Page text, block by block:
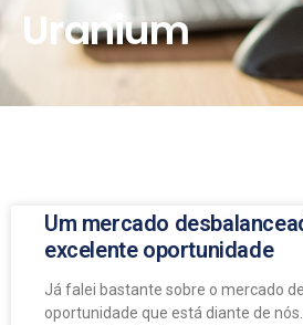
Uranium
Um mercado
excelente oportunidade
Já falei bastante sobre o mercado
oportunidade que está diante de